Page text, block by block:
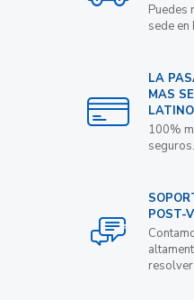
Puedes
sede en
LA
MAS
100%
seguros.
POST-